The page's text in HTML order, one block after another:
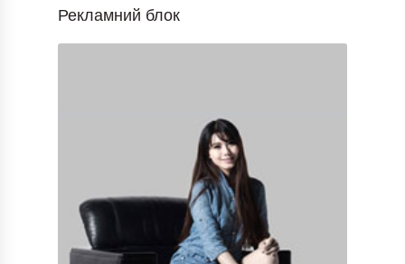
Рекламний блок